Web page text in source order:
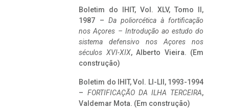
Boletim do IHIT, Vol. XLV, Tomo II,
1987 – Da poliorcética à fortificação
nos Açores – Introdução ao estudo do
sistema defensivo nos Açores nos
séculos XVI-XIX, Alberto Vieira. (Em
construção)
Boletim do IHIT, Vol. LI-LII, 1993-1994
– FORTIFICAÇÃO DA ILHA TERCEIRA,
Valdemar Mota. (Em construção)